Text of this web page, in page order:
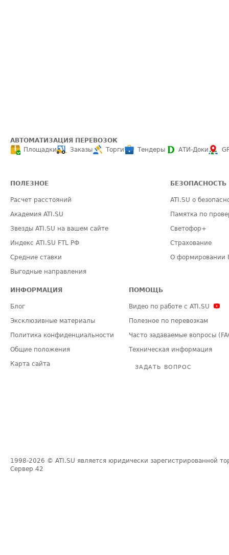
АВТОМАТИЗАЦИЯ ПЕРЕВОЗОК
Площадки
Заказы Торги Тендеры АТИ-Доки
ПОЛЕЗНОЕ
Расчет расстояний
Академия ATI.SU
Звезды ATI.SU на вашем сайте
Индекс ATI.SU FTL РФ
Средние ставки
Выгодные направления
БЕЗОПАСНОСТЬ
ATI.SU о
Памятка по
Светофор+
Страхование
О формировании
ИНФОРМАЦИЯ
Блог
Эксклюзивные материалы
Политика конфиденциальности
Общие положения
Карта сайта
ПОМОЩЬ
Видео по работе с ATI.SU
Полезное по перевозкам
Часто задаваемые вопросы
Техническая информация
ЗАДАТЬ ВОПРОС
1998-2026 © ATI.SU является юридически зарегистрированной
Сервер 42